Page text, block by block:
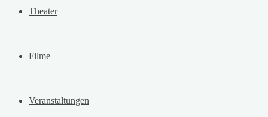
Theater
Filme
Veranstaltungen